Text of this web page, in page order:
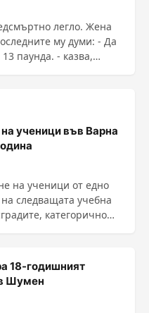
легло. Жена
му думи: - Да
паунда. - казва,
ученици във Варна
на ученици от едно
следващата учебна
категорично
18-годишният
Шумен